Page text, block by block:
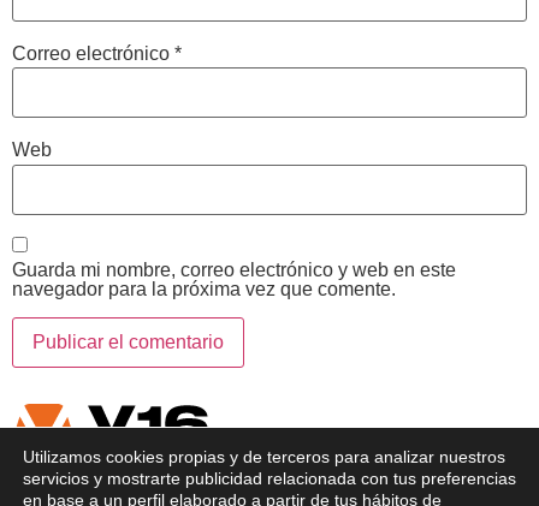
Correo electrónico *
Web
Guarda mi nombre, correo electrónico y web en este
navegador para la próxima vez que comente.
Comprar Online las mejores Balizas para tu coche o moto
Utilizamos cookies propias y de terceros para analizar nuestros
servicios y mostrarte publicidad relacionada con tus preferencias
en base a un perfil elaborado a partir de tus hábitos de